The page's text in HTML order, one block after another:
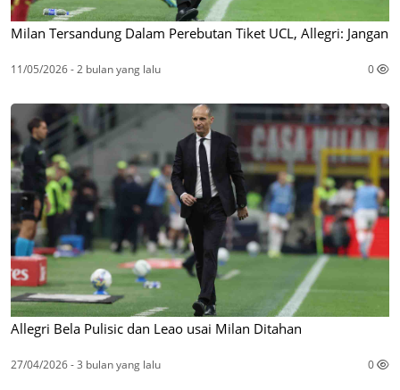
Milan Tersandung Dalam Perebutan Tiket UCL, Allegri: Jangan
11/05/2026 - 2 bulan yang lalu 0
Allegri Bela Pulisic dan Leao usai Milan Ditahan
27/04/2026 - 3 bulan yang lalu 0